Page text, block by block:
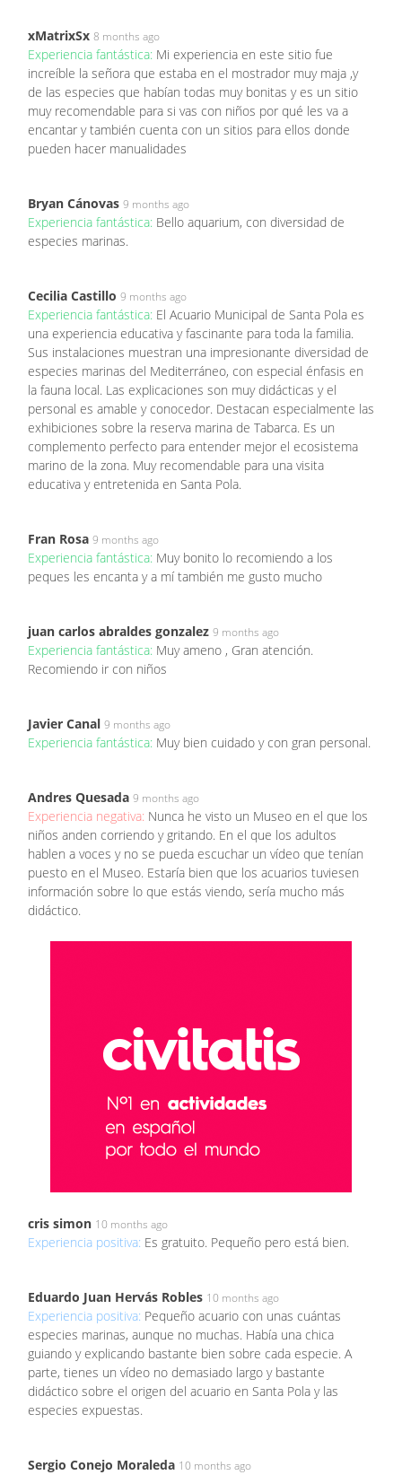
xMatrixSx 8 months ago
Experiencia fantástica: Mi experiencia en este sitio fue
increíble la señora que estaba en el mostrador muy maja ,y
de las especies que habían todas muy bonitas y es un sitio
muy recomendable para si vas con niños por qué les va a
encantar y también cuenta con un sitios para ellos donde
pueden hacer manualidades
Bryan Cánovas 9 months ago
Experiencia fantástica: Bello aquarium, con diversidad de
especies marinas.
Cecilia Castillo 9 months ago
Experiencia fantástica: El Acuario Municipal de Santa Pola es
una experiencia educativa y fascinante para toda la familia.
Sus instalaciones muestran una impresionante diversidad de
especies marinas del Mediterráneo, con especial énfasis en
la fauna local. Las explicaciones son muy didácticas y el
personal es amable y conocedor. Destacan especialmente las
exhibiciones sobre la reserva marina de Tabarca. Es un
complemento perfecto para entender mejor el ecosistema
marino de la zona. Muy recomendable para una visita
educativa y entretenida en Santa Pola.
Fran Rosa 9 months ago
Experiencia fantástica: Muy bonito lo recomiendo a los
peques les encanta y a mí también me gusto mucho
juan carlos abraldes gonzalez 9 months ago
Experiencia fantástica: Muy ameno , Gran atención.
Recomiendo ir con niños
Javier Canal 9 months ago
Experiencia fantástica: Muy bien cuidado y con gran personal.
Andres Quesada 9 months ago
Experiencia negativa: Nunca he visto un Museo en el que los
niños anden corriendo y gritando. En el que los adultos
hablen a voces y no se pueda escuchar un vídeo que tenían
puesto en el Museo. Estaría bien que los acuarios tuviesen
información sobre lo que estás viendo, sería mucho más
didáctico.
cris simon 10 months ago
Experiencia positiva: Es gratuito. Pequeño pero está bien.
Eduardo Juan Hervás Robles 10 months ago
Experiencia positiva: Pequeño acuario con unas cuántas
especies marinas, aunque no muchas. Había una chica
guiando y explicando bastante bien sobre cada especie. A
parte, tienes un vídeo no demasiado largo y bastante
didáctico sobre el origen del acuario en Santa Pola y las
especies expuestas.
Sergio Conejo Moraleda 10 months ago